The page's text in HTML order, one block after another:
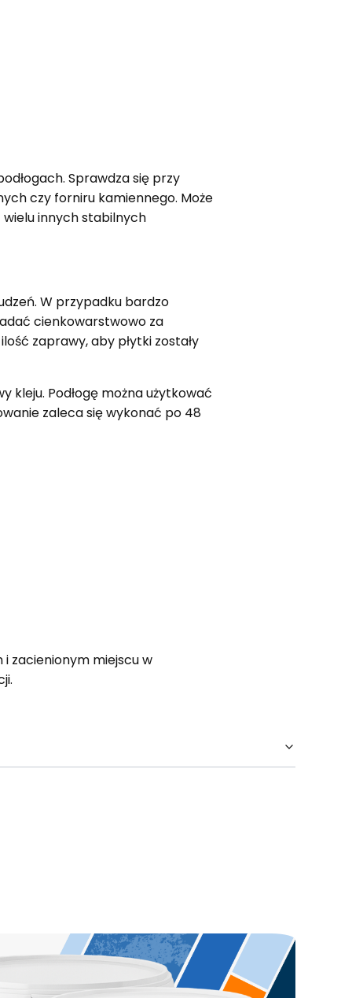
Sprawdza się przy
czy forniru kamiennego. Może
innych stabilnych
W przypadku bardzo
cienkowarstwowo za
zaprawy, aby płytki zostały
kleju. Podłogę można użytkować
zaleca się wykonać po 48
zacienionym miejscu w